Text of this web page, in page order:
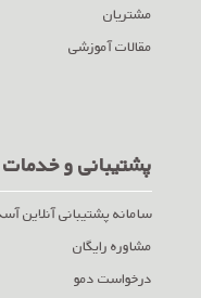
مشتریان
مقالات آموزشی
پشتیبانی و خدمات
سامانه پشتیبانی آنلاین آسه
مشاوره رایگان
درخواست دمو